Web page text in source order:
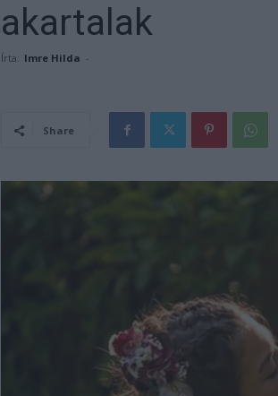
akartalak
Írta: Imre Hilda -
Share